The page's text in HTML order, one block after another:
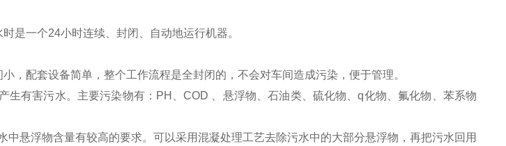
是一个24小时连续、封闭、自动地运行机器。
，配套设备简单，整个工作流程是全封闭的，不会对车间造成污染，便于管理。
生有害污水。主要污染物有：PH、COD 、悬浮物、石油类、硫化物、q化物、氟化物、苯系物
中悬浮物含量有较高的要求。可以采用混凝处理工艺去除污水中的大部分悬浮物，再把污水回用